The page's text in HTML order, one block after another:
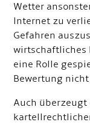
Wetter
lnternet zu
Gefahren
wirtschaftliches
eine Rolle
Bewertung
Auch überzeugt